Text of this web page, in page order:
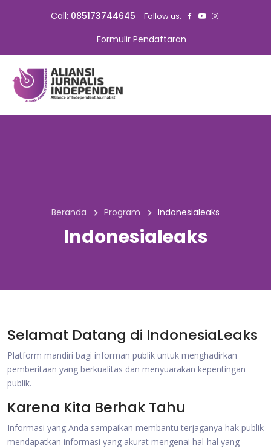
Call: 085173744645 Follow us:
Formulir Pendaftaran
Beranda Program Indonesialeaks
Indonesialeaks
Selamat Datang di IndonesiaLeaks
Platform mandiri bagi informan publik untuk menghadirkan
pemberitaan yang berkualitas dan menyuarakan kepentingan
publik.
Karena Kita Berhak Tahu
Informasi yang Anda sampaikan membantu terjaganya hak publik
mendapatkan informasi yang akurat mengenai hal-hal yang